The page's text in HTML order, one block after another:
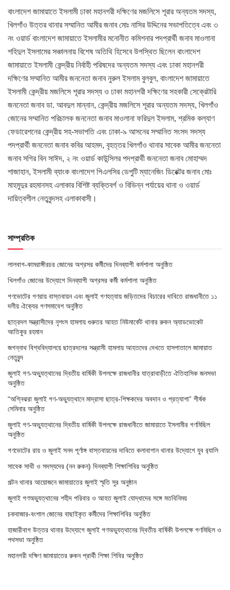
বাংলাদেশ জামায়াতে ইসলামী ঢাকা মহানগরী দক্ষিণের মজলিসে শূরার অন্যতম সদস্য,
খিলগাঁও উত্তর থানার সম্মানিত আমীর জনাব মোঃ নাসির উদ্দিনের সভাপতিত্বে এবং ৩
নং ওয়ার্ড বাংলাদেশ জামায়াতে ইসলামীর মনোনীত কমিশনার পদপ্রার্থী জনাব মাওলানা
শহিদুল ইসলামের সঞ্চালনায় বিশেষ অতিথি হিসেবে উপস্থিত ছিলেন বাংলাদেশ
জামায়াতে ইসলামী কেন্দ্রীয় নির্বাহী পরিষদের অন্যতম সদস্য এবং ঢাকা মহানগরী
দক্ষিণের সম্মানিত আমীর জননেতা জনাব নুরুল ইসলাম বুলবুল, বাংলাদেশ জামায়াতে
ইসলামী কেন্দ্রীয় মজলিসে শূরার সদস্য ও ঢাকা মহানগরী দক্ষিণের সহকারী সেক্রেটারি
জননেতা জনাব ডা. আবদুল মান্নান, কেন্দ্রীয় মজলিসে শূরার অন্যতম সদস্য, খিলগাঁও
জোনের সম্মানিত পরিচালক জননেতা জনাব মাওলানা ফরিদুল ইসলাম, শ্রমিক কল্যাণ
ফেডারেশনের কেন্দ্রীয় সহ-সভাপতি এবং ঢাকা-৯ আসনের সম্মানিত সংসদ সদস্য
পদপ্রার্থী জননেতা জনাব কবির আহমদ, বৃহত্তর খিলগাঁও থানার সাবেক আমীর জননেতা
জনাব সগির বিন সাঈদ, ২ নং ওয়ার্ড কাউন্সিলর পদপ্রার্থী জননেতা জনাব মোহাম্মদ
শাজাহান, ইসলামী ব্যাংক বাংলাদেশ পিএলসির ডেপুটি ম্যানেজিং ডিরেক্টর জনাব মোঃ
মাহমুদুর রহমানসহ এলাকার বিশিষ্ট ব্যক্তিবর্গ ও বিভিন্ন পর্যায়ের থানা ও ওয়ার্ড
দায়িত্বশীল নেতৃবৃন্দসহ এলাকাবাসী।
সাম্প্রতিক
লালবাগ-কামরাঙ্গীরচর জোনের অগ্রসর কর্মীদের দিনব্যাপী কর্মশালা অনুষ্ঠিত
খিলগাঁও জোনের উদ্যোগে দিনব্যাপী অগ্রসর কর্মী কর্মশালা অনুষ্ঠিত
গণভোটের গণরায় বাস্তবায়ন এবং জুলাই গণহত্যায় জড়িতদের বিচারের দাবিতে রাজধানীতে ১১
দলীয় ঐক্যের গণসমাবেশ অনুষ্ঠিত
ছাত্রদল সন্ত্রাসীদের নৃশংস হামলায় গুরুতর আহত নিউমার্কেট থানার রুকন অ্যাডভোকেট
আতিকুর রহমান
জগন্নাথ বিশ্ববিদ্যালয়ে ছাত্রদলের সন্ত্রাসী হামলায় আহতদের দেখতে হাসপাতালে জামায়াত
নেতৃবৃন্দ
জুলাই গণ-অভ্যুত্থানের দ্বিতীয় বার্ষিকী উপলক্ষে রাজধানীর যাত্রাবাড়ীতে ঐতিহাসিক জনসভা
অনুষ্ঠিত
“অগ্নিঝরা জুলাই গণ-অভ্যুত্থানে মাদ্রাসা ছাত্র-শিক্ষকদের অবদান ও প্রত্যাশা” শীর্ষক
সেমিনার অনুষ্ঠিত
জুলাই গণ-অভ্যুত্থানের দ্বিতীয় বার্ষিকী উপলক্ষে রাজধানীতে জামায়াতে ইসলামীর গণমিছিল
অনুষ্ঠিত
গণভোটের রায় ও জুলাই সনদ পূর্ণাঙ্গ বাস্তবায়নের দাবিতে কলাবাগান থানার উদ্যোগে যুব র‌্যালি
সাবেক সাথী ও সদস্যদের (নন রুকন) দিনব্যাপী শিক্ষাশিবির অনুষ্ঠিত
পল্টন থানার আয়োজনে জামায়াতের জুলাই স্মৃতি সুর অনুষ্ঠান
জুলাই গণঅভ্যুত্থানের শহীদ পরিবার ও আহত জুলাই যোদ্ধাদের সঙ্গে মতবিনিময়
চকবাজার-বংশাল জোনের বাছাইকৃত কর্মীদের শিক্ষাশিবির অনুষ্ঠিত
হাজারীবাগ উত্তর থানার উদ্যোগে জুলাই গণঅভ্যুত্থানের দ্বিতীয় বার্ষিকী উপলক্ষে গণমিছিল ও
পথসভা অনুষ্ঠিত
মহানগরী দক্ষিণ জামায়াতের রুকন প্রার্থী শিক্ষা শিবির অনুষ্ঠিত